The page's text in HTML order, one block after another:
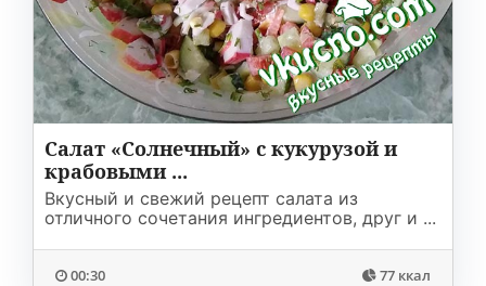
Салат «Солнечный» с кукурузой и
крабовыми ...
Вкусный и свежий рецепт салата из
отличного сочетания ингредиентов, друг и ...
00:30 77 ккал